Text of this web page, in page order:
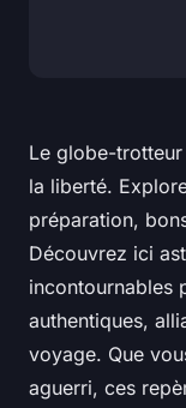
Le globe-trotteur
la liberté.
préparation,
Découvrez ici
incontournables
authentiques,
voyage. Que
aguerri, ces